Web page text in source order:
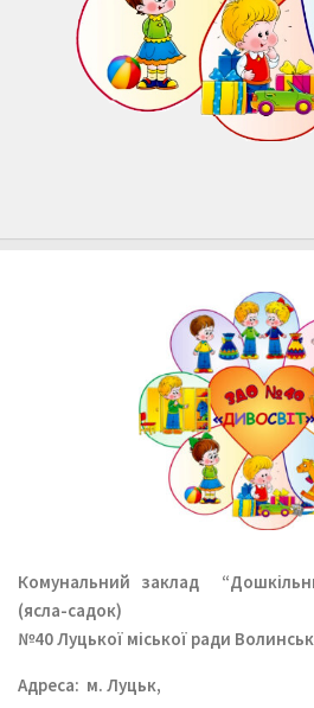
Комунальний заклад
(ясла-садок)
№40 Луцької міської ради
Aдреса: м. Луцьк,